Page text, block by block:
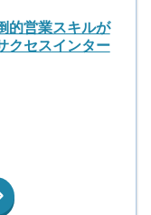
的営業スキルが
クセスインター